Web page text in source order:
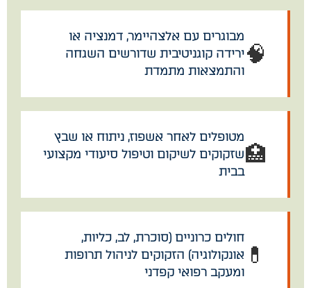
🧠
מבוגרים עם אלצהיימר, דמנציה או
ירידה קוגניטיבית שדורשים השגחה
והתמצאות מתמדת
🏥
מטופלים לאחר אשפוז, ניתוח או שבץ
שזקוקים לשיקום וטיפול סיעודי מקצועי
בבית
💊
חולים כרוניים (סוכרת, לב, כליות,
אונקולוגיה) הזקוקים לניהול תרופות
ומעקב רפואי קפדני